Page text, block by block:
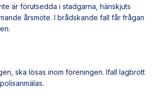
är förutsedda i stadgarna, hänskjuts
årsmöte. I brådskande fall får frågan
ska lösas inom föreningen. Ifall lagbrott